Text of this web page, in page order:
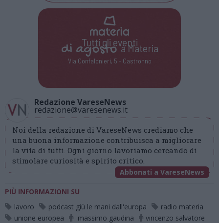
Tutti gli eventi
di agostoa Materia
Via Confalonieri, 5 - Castronno
Redazione VareseNews
redazione@varesenews.it
Noi della redazione di VareseNews crediamo che
una buona informazione contribuisca a migliorare
la vita di tutti. Ogni giorno lavoriamo cercando di
stimolare curiosità e spirito critico.
Abbonati a VareseNews
PIÙ INFORMAZIONI SU
lavoro
podcast giù le mani dall'europa
radio materia
unione europea
massimo gaudina
vincenzo salvatore